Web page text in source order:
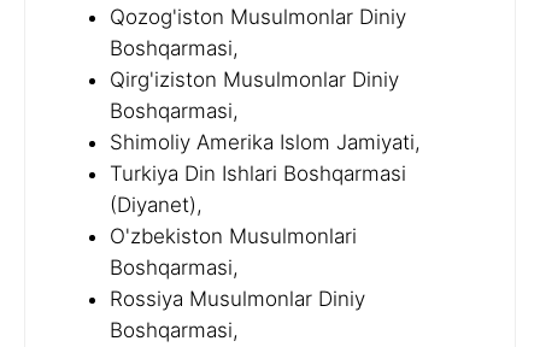
Qozog'iston Musulmonlar Diniy
Boshqarmasi,
Qirg'iziston Musulmonlar Diniy
Boshqarmasi,
Shimoliy Amerika Islom Jamiyati,
Turkiya Din Ishlari Boshqarmasi
(Diyanet),
O'zbekiston Musulmonlari
Boshqarmasi,
Rossiya Musulmonlar Diniy
Boshqarmasi,